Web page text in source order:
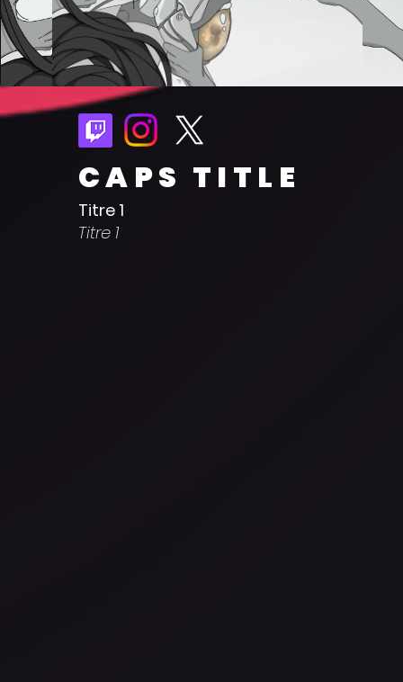
CAPS TITLE
Titre 1
Titre 1